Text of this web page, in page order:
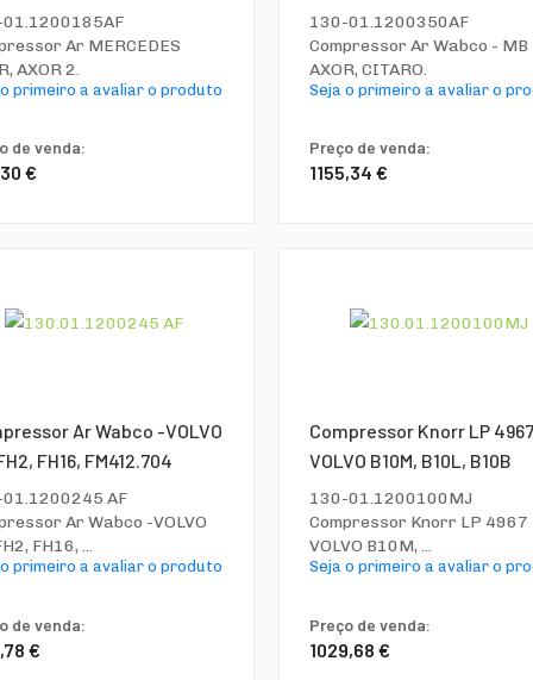
Ar MERCEDES
AXOR 2.
primeiro a avaliar o produto
de venda:
€
130-01.1200350AF
Compressor Ar Wabco - MB
AXOR, CITARO.
Seja o primeiro a avaliar o
Preço de venda:
1155,34 €
Ar Wabco -VOLVO
FH16, FM412.704
AF
Ar Wabco -VOLVO
FH16, ...
primeiro a avaliar o produto
de venda:
€
Compressor Knorr LP
VOLVO B10M, B10L, B10B
130-01.1200100MJ
Compressor Knorr LP 4967
VOLVO B10M, ...
Seja o primeiro a avaliar o
Preço de venda:
1029,68 €